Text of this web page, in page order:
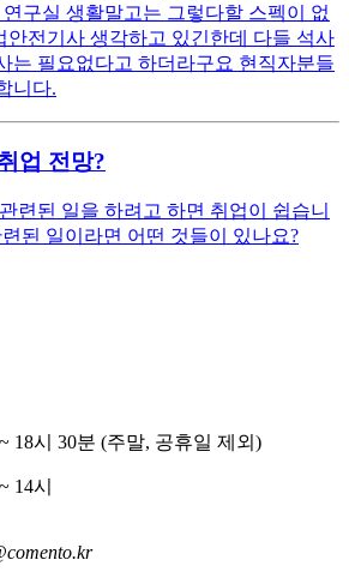
구실 생활말고는 그렇다할 스펙이 없
안전기사 생각하고 있긴한데 다들 석사
는 필요없다고 하더라구요 현직자분들
니다.
업 전망?
련된 일을 하려고 하면 취업이 쉽습니
된 일이라면 어떤 것들이 있나요?
18시 30분 (주말, 공휴일 제외)
14시